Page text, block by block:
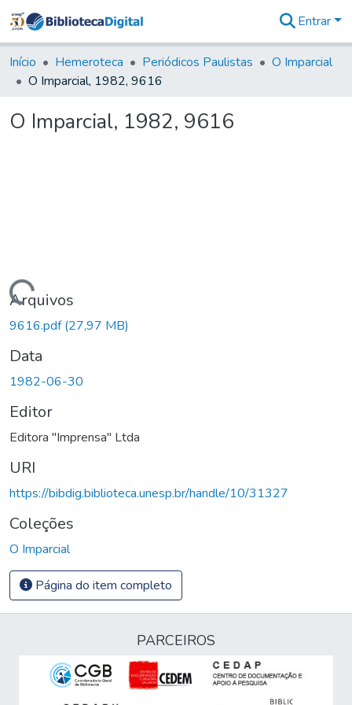
&
Coleções
Tudo na
Digital
Entrar
Início Hemeroteca Periódicos Paulistas
O Imparcial
O Imparcial, 1982, 9616
O Imparcial, 1982, 9616
Carregando...
Arquivos
9616.pdf(27,97 MB)
Data
1982-06-30
Editor
Editora "Imprensa" Ltda
URI
https://bibdig.biblioteca.unesp.br/handle/10/31327
Coleções
O Imparcial
Página do item completo
PARCEIROS